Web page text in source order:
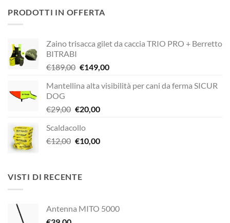
era:
PRODOTTI IN OFFERTA
Zaino trisacca gilet da caccia TRIO PRO + Berretto
BITRABI
€189,00 Il
originale
€189,00.
€149,00Il
attuale
Mantellina alta visibilità per cani da ferma SICUR
DOG
€29,00 Il
originale
era:
€20,00Il
è:
Scaldacollo
€12,00 Il
era:
€12,00.
€10,00Il
VISTI DI RECENTE
Antenna MITO 5000